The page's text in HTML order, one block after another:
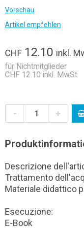
Vorschau
Artikel empfehlen
CHF 12.10 inkl.
für Nichtmitglieder
CHF 12.10 inkl. MwSt.
- +
Descrizione
Trattamento
Materiale didattico
Esecuzione:
E-Book